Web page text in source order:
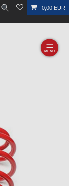
0,00 EUR
☰